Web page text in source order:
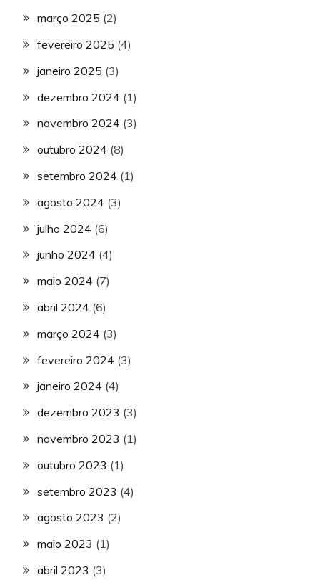
março 2025 (2)
fevereiro 2025 (4)
janeiro 2025 (3)
dezembro 2024 (1)
novembro 2024 (3)
outubro 2024 (8)
setembro 2024 (1)
agosto 2024 (3)
julho 2024 (6)
junho 2024 (4)
maio 2024 (7)
abril 2024 (6)
março 2024 (3)
fevereiro 2024 (3)
janeiro 2024 (4)
dezembro 2023 (3)
novembro 2023 (1)
outubro 2023 (1)
setembro 2023 (4)
agosto 2023 (2)
maio 2023 (1)
abril 2023 (3)